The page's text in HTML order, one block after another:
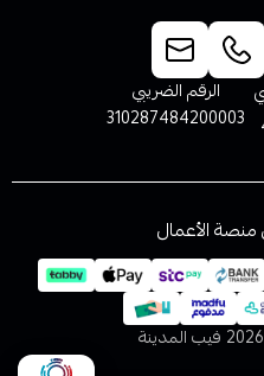
الرقم الضريبي
310287484200003
منصة الأعمال
فيب المدينة